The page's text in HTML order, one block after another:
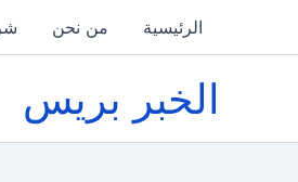
الرئيسية من نحن
الخبر بريس